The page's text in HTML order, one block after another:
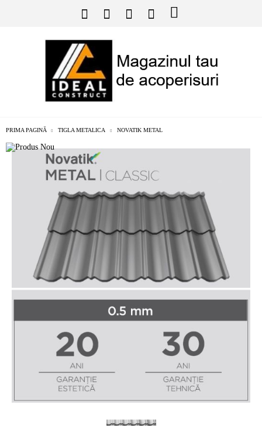
PRIMA PAGINĂ TIGLA METALICA NOVATIK METAL